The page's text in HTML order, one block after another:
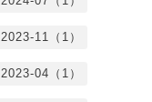
2023-11（1）
2023-04（1）